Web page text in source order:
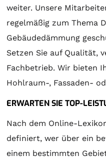
weiter. Unsere
regelmäßig zum Thema
Gebäudedämmung
Setzen Sie auf Qualität,
Fachbetrieb. Wir bieten
Hohlraum-, Fassaden-
ERWARTEN SIE TOP-
Nach dem Online-
definiert, wer über ein
einem bestimmten